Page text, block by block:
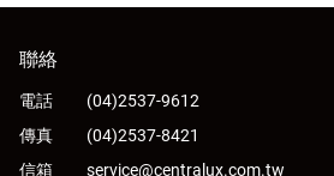
Youtube
聯絡
電話
(04)2537-9612
傳真
(04)2537-8421
信箱
service@centralux.com.tw